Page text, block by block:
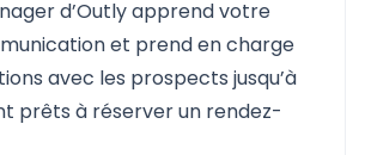
d’Outly apprend votre
et prend en charge
avec les prospects jusqu’à
prêts à réserver un rendez-